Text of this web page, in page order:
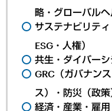
略・グローバルヘ
サステナビリテ
ESG・人権）
共生・ダイバーシ
GRC（ガバナン
ス）・防災（政策
経済・産業・雇